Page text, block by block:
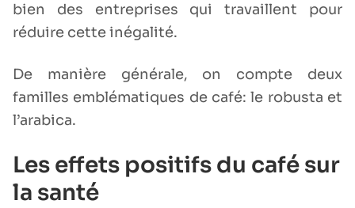
bien des entreprises qui travaillent pour
réduire cette inégalité.
De manière générale, on compte deux
familles emblématiques de café: le robusta et
l’arabica.
Les effets positifs du café sur
la santé